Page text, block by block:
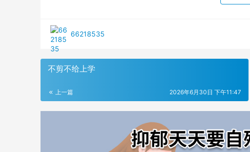
66218535
不剪不给上学
上一篇 2026年6月30日 下午11:47